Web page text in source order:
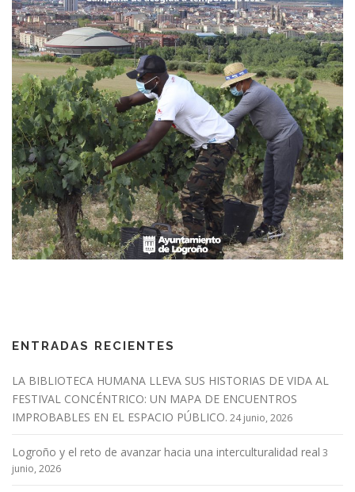
ENTRADAS RECIENTES
LA BIBLIOTECA HUMANA LLEVA SUS HISTORIAS DE VIDA AL
FESTIVAL CONCÉNTRICO: UN MAPA DE ENCUENTROS
IMPROBABLES EN EL ESPACIO PÚBLICO. 24 junio, 2026
Logroño y el reto de avanzar hacia una interculturalidad real 3
junio, 2026